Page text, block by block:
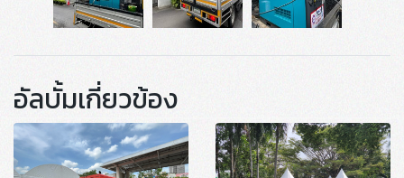
อัลบั้มเกี่ยวข้อง